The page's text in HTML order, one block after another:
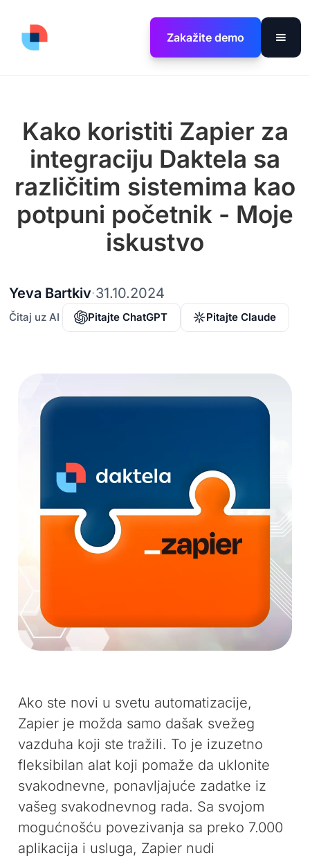
Zakažite demo
Kako koristiti Zapier za
integraciju Daktela sa
različitim sistemima kao
potpuni početnik - Moje
iskustvo
Yeva Bartkiv·31.10.2024
Čitaj uz AI Pitajte ChatGPT Pitajte Claude
Ako ste novi u svetu automatizacije,
Zapier je možda samo dašak svežeg
vazduha koji ste tražili. To je izuzetno
fleksibilan alat koji pomaže da uklonite
svakodnevne, ponavljajuće zadatke iz
vašeg svakodnevnog rada. Sa svojom
mogućnošću povezivanja sa preko 7.000
aplikacija i usluga, Zapier nudi